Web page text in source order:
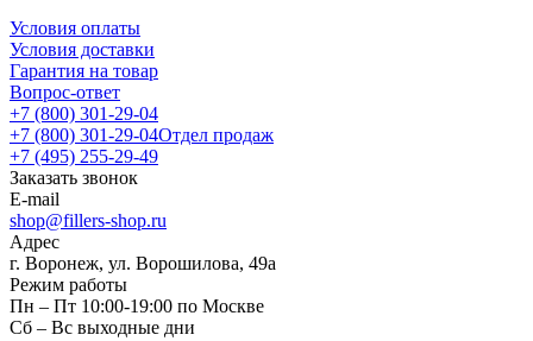
Условия оплаты
Условия доставки
Гарантия на товар
Вопрос-ответ
+7 (800) 301-29-04
+7 (800) 301-29-04Отдел продаж
+7 (495) 255-29-49
Заказать звонок
E-mail
shop@fillers-shop.ru
Адрес
г. Воронеж, ул. Ворошилова, 49а
Режим работы
Пн – Пт 10:00-19:00 по Москве
Сб – Вс выходные дни